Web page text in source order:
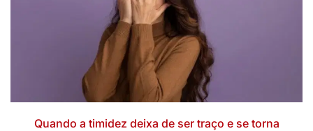
Quando a timidez deixa de ser traço e se torna